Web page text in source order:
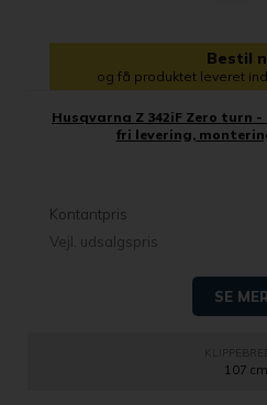
Bestil
og få produktet leveret
Husqvarna Z 342iF Zero turn
fri levering,
Kontantpris
Vejl. udsalgspris
SE
107 cm